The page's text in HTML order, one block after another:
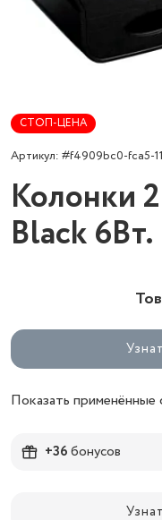
СТОП-ЦЕНА
Артикул: #f4909bc0-fca5-
Колонки
Black 6Вт.
Показать применённые
+36бонусов